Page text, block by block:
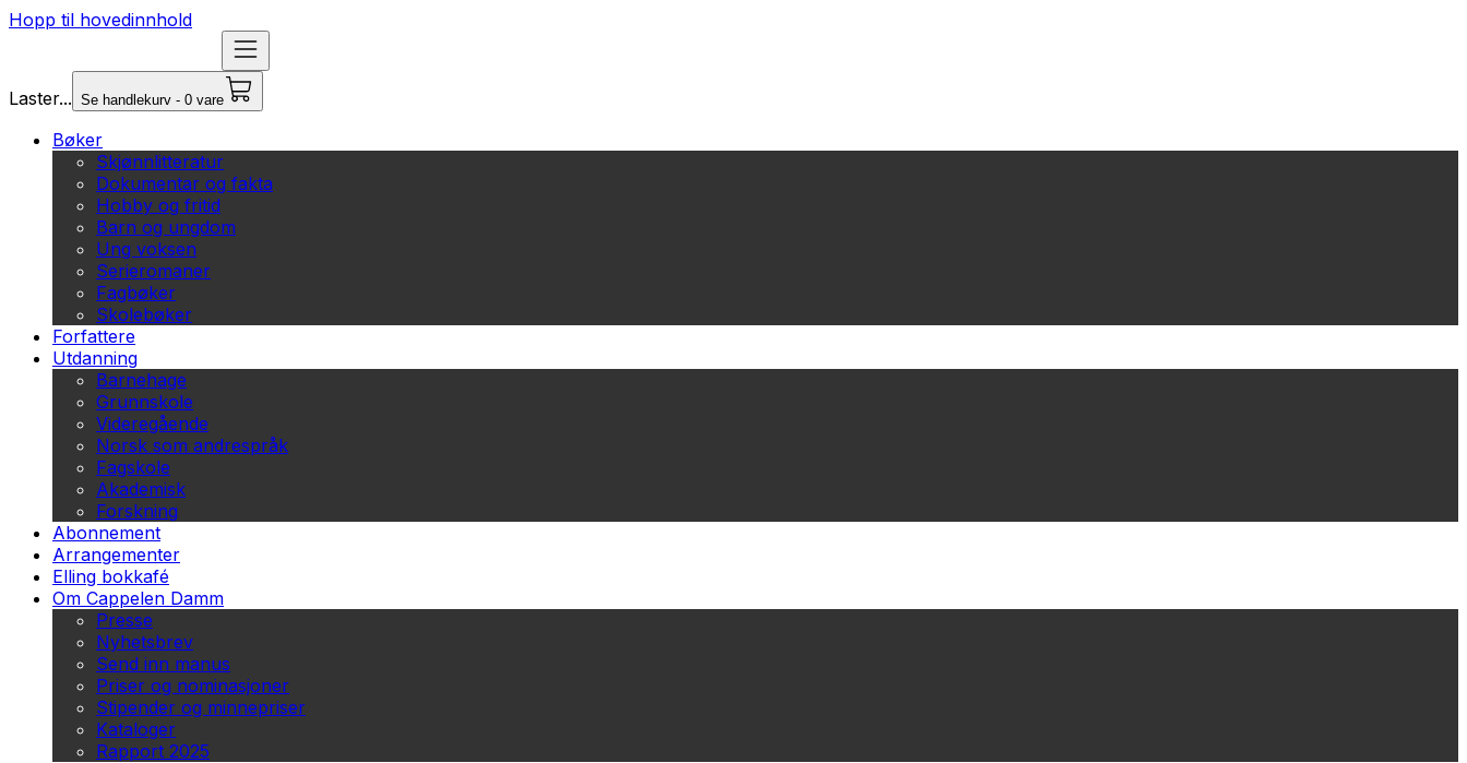
Hopp til hovedinnhold
Laster... Se handlekurv - 0 vare
Bøker
Skjønnlitteratur
Dokumentar og fakta
Hobby og fritid
Barn og ungdom
Ung voksen
Serieromaner
Fagbøker
Skolebøker
Forfattere
Utdanning
Barnehage
Grunnskole
Videregående
Norsk som andrespråk
Fagskole
Akademisk
Forskning
Abonnement
Arrangementer
Elling bokkafé
Om Cappelen Damm
Presse
Nyhetsbrev
Send inn manus
Priser og nominasjoner
Stipender og minnepriser
Kataloger
Rapport 2025